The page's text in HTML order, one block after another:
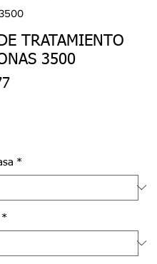
TRATAMIENTO
3500
Precio
*
*